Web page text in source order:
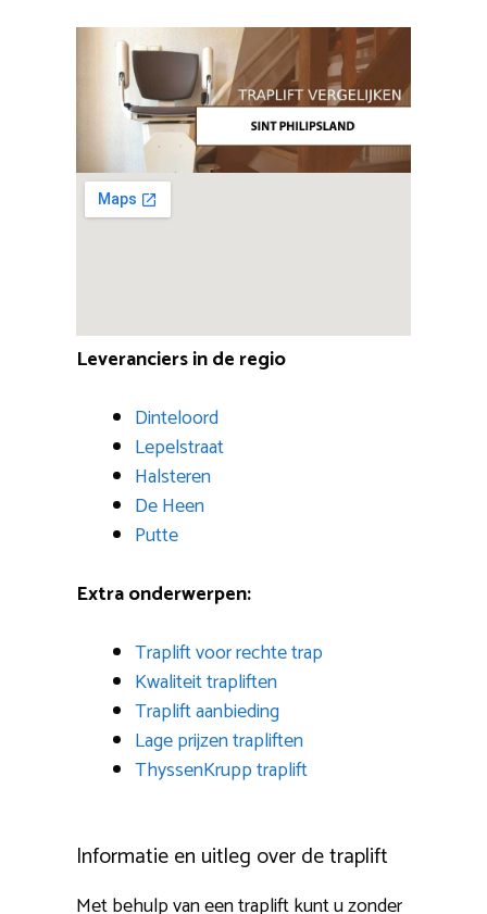
Leveranciers in de regio
Dinteloord
Lepelstraat
Halsteren
De Heen
Putte
Extra onderwerpen:
Traplift voor rechte trap
Kwaliteit trapliften
Traplift aanbieding
Lage prijzen trapliften
ThyssenKrupp traplift
Informatie en uitleg over de traplift
Met behulp van een traplift kunt u zonder